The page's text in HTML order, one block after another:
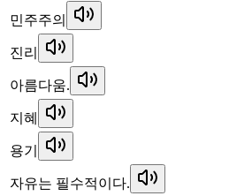
민주주의
진리
아름다움.
지혜
용기
자유는 필수적이다.